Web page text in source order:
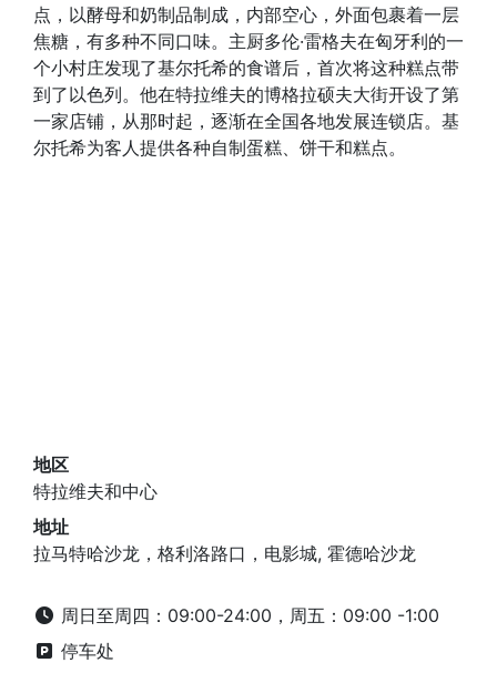
点，以酵母和奶制品制成，内部空心，外面包裹着一层
焦糖，有多种不同口味。主厨多伦·雷格夫在匈牙利的一
个小村庄发现了基尔托希的食谱后，首次将这种糕点带
到了以色列。他在特拉维夫的博格拉硕夫大街开设了第
一家店铺，从那时起，逐渐在全国各地发展连锁店。基
尔托希为客人提供各种自制蛋糕、饼干和糕点。
地区
特拉维夫和中心
地址
拉马特哈沙龙，格利洛路口，电影城, 霍德哈沙龙
周日至周四：09:00-24:00，周五：09:00 -1:00
停车处